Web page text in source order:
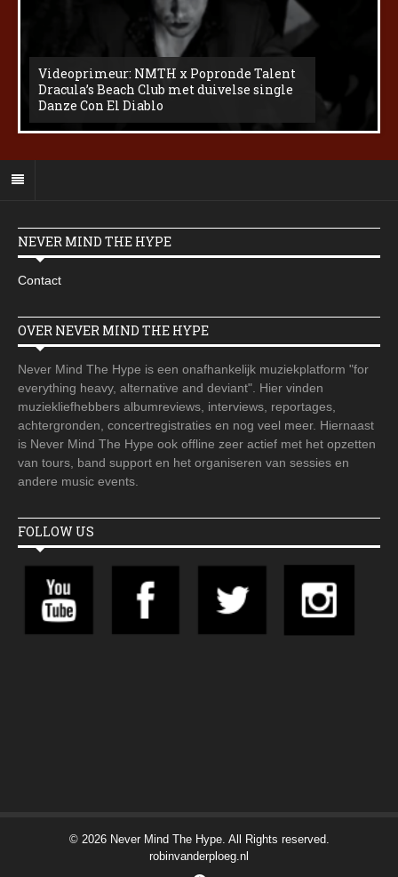
Videoprimeur: NMTH x Popronde Talent
Dracula’s Beach Club met duivelse single
Danze Con El Diablo
NEVER MIND THE HYPE
Contact
OVER NEVER MIND THE HYPE
Never Mind The Hype is een onafhankelijk muziekplatform "for
everything heavy, alternative and deviant". Hier vinden
muziekliefhebbers albumreviews, interviews, reportages,
achtergronden, concertregistraties en nog veel meer. Hiernaast
is Never Mind The Hype ook offline zeer actief met het opzetten
van tours, band support en het organiseren van sessies en
andere music events.
FOLLOW US
© 2026 Never Mind The Hype. All Rights reserved.
robinvanderploeg.nl